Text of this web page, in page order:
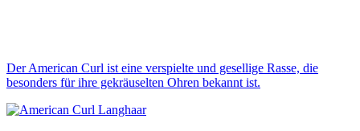
Der American Curl ist eine verspielte und gesellige Rasse, die
besonders für ihre gekräuselten Ohren bekannt ist.